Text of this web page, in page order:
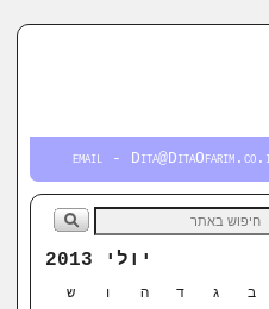
יולי 2013
ב ג ד ה ו ש